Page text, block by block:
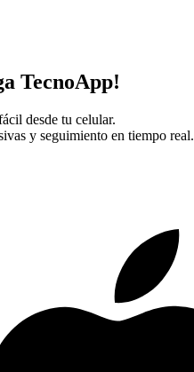
TecnoApp!
desde tu celular.
y seguimiento en tiempo real.